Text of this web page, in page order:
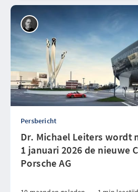
Persbericht
Dr. Michael Leiters wordt
1 januari 2026 de nieuwe
Porsche AG